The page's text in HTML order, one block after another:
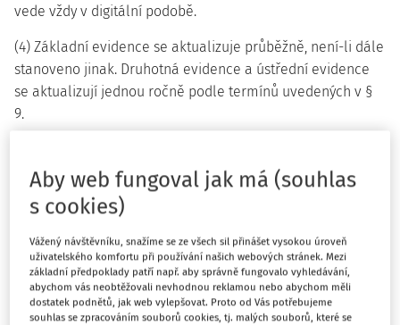
vede vždy v digitální podobě.
(4) Základní evidence se aktualizuje průběžně, není-li dále
stanoveno jinak. Druhotná evidence a ústřední evidence
se aktualizují jednou ročně podle termínů uvedených v §
9.
vědecké instituce a archivy se aktualizuje jednou ročně do
15. ledna následujícího kalendářního roku.“.
2. V § 2 odstavec 1 zní:
„(1) Žádost o schválení dohody o scelení archivního fondu
nebo archivní sbírky (dále jen „archivní soubor“) nebo
návrh na rozhodnutí o scelení archivního souboru a jejich
Aby web fungoval jak má (souhlas
s cookies)
Vážený návštěvníku, snažíme se ze všech sil přinášet vysokou úroveň
uživatelského komfortu při používání našich webových stránek. Mezi
základní předpoklady patří např. aby správně fungovalo vyhledávání,
abychom vás neobtěžovali nevhodnou reklamou nebo abychom měli
dostatek podnětů, jak web vylepšovat. Proto od Vás potřebujeme
souhlas se zpracováním souborů cookies, tj. malých souborů, které se